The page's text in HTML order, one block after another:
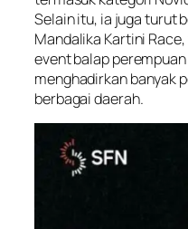
Selain itu, ia juga turut
Mandalika Kartini
event balap
menghadirkan banyak
berbagai daerah.